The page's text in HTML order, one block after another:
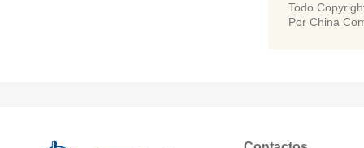
Todo
Por China